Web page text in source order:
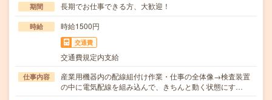
期間 長期でお仕事できる方、大歓迎！
時給 時給1500円
交通費
交通費規定内支給
仕事内容
産業用機器内の配線組付け作業・仕事の全体像→検査装置
の中に電気配線を組み込んで、きちんと動く状態にす…